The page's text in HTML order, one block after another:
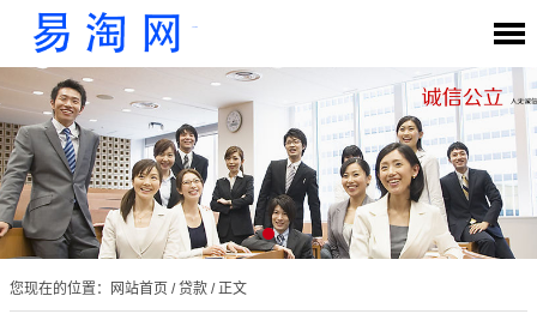
您现在的位置： 网站首页 /贷款 / 正文